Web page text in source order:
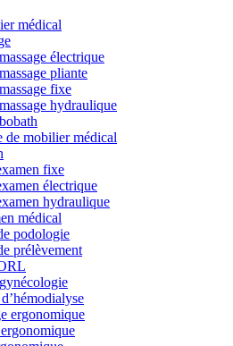
médical
électrique
pliante
fixe
hydraulique
de mobilier médical
fixe
électrique
hydraulique
médical
podologie
prélèvement
ergonomique